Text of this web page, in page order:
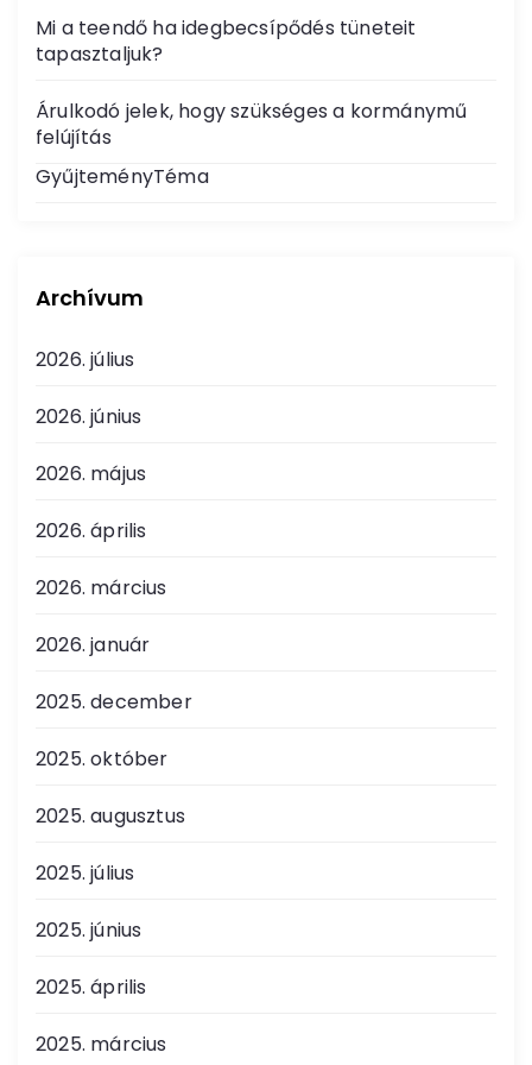
Mi a teendő ha idegbecsípődés tüneteit
tapasztaljuk?
Árulkodó jelek, hogy szükséges a kormánymű
felújítás
GyűjteményTéma
Archívum
2026. július
2026. június
2026. május
2026. április
2026. március
2026. január
2025. december
2025. október
2025. augusztus
2025. július
2025. június
2025. április
2025. március